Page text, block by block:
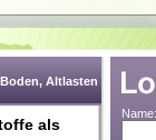
Boden, Altlasten
als
Name: